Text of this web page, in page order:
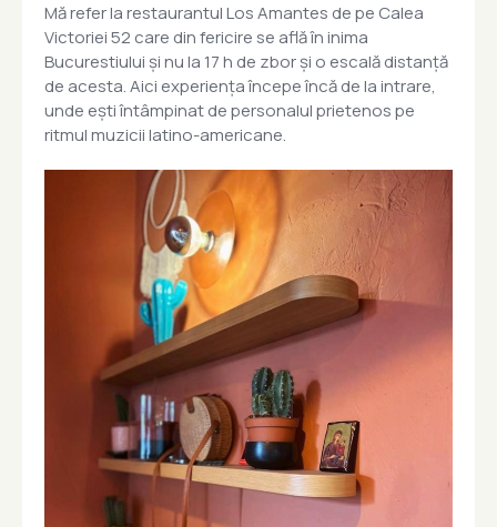
Mă refer la restaurantul Los Amantes de pe Calea
Victoriei 52 care din fericire se află în inima
Bucurestiului și nu la 17 h de zbor și o escală distanță
de acesta. Aici experiența începe încă de la intrare,
unde ești întâmpinat de personalul prietenos pe
ritmul muzicii latino-americane.